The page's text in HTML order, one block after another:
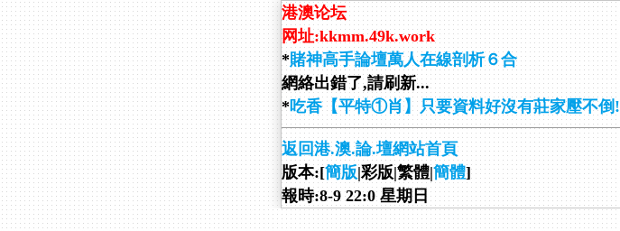
港澳论坛
网址:kkmm.49k.work
*賭神高手論壇萬人在線剖析６合
網絡出錯了,請刷新...
*吃香【平特①肖】只要資料好沒有莊家壓不倒!
返回港.澳.論.壇網站首頁
版本:[簡版|彩版|繁體|簡體]
報時:8-9 22:0 星期日